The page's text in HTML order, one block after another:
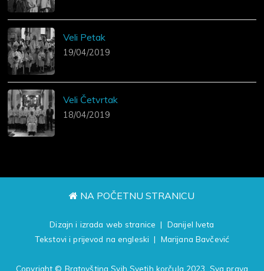
Veli Petak
19/04/2019
Veli Četvrtak
18/04/2019
NA POČETNU STRANICU
Dizajn i izrada web stranice | Danijel Iveta
Tekstovi i prijevod na engleski | Marijana Bavčević
Copyright © Bratovština Svih Svetih korčula 2023. Sva prava